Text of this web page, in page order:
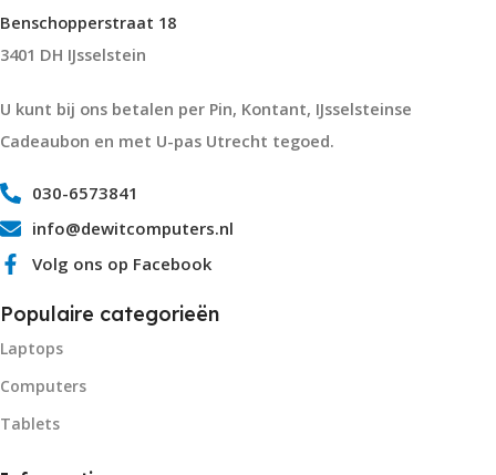
Benschopperstraat 18
3401 DH IJsselstein
U kunt bij ons betalen per Pin, Kontant, IJsselsteinse
Cadeaubon en met U-pas Utrecht tegoed.
030-6573841
info@dewitcomputers.nl
Volg ons op Facebook
Populaire categorieën
Laptops
Computers
Tablets